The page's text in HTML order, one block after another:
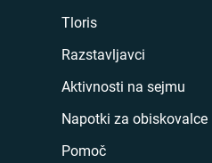
Tloris
Razstavljavci
Aktivnosti na sejmu
Napotki za obiskovalce
Pomoč